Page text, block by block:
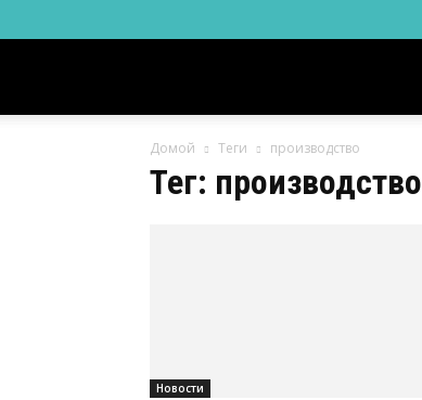
ИнгушетииДомой Теги производство
Тег: производство
Новости